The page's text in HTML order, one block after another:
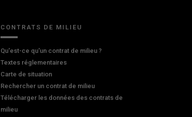
CONTRATS DE MILIEU
Qu'est-ce qu'un contrat de milieu ?
Textes réglementaires
Carte de situation
Rechercher un contrat de milieu
Télécharger les données des contrats de
milieu